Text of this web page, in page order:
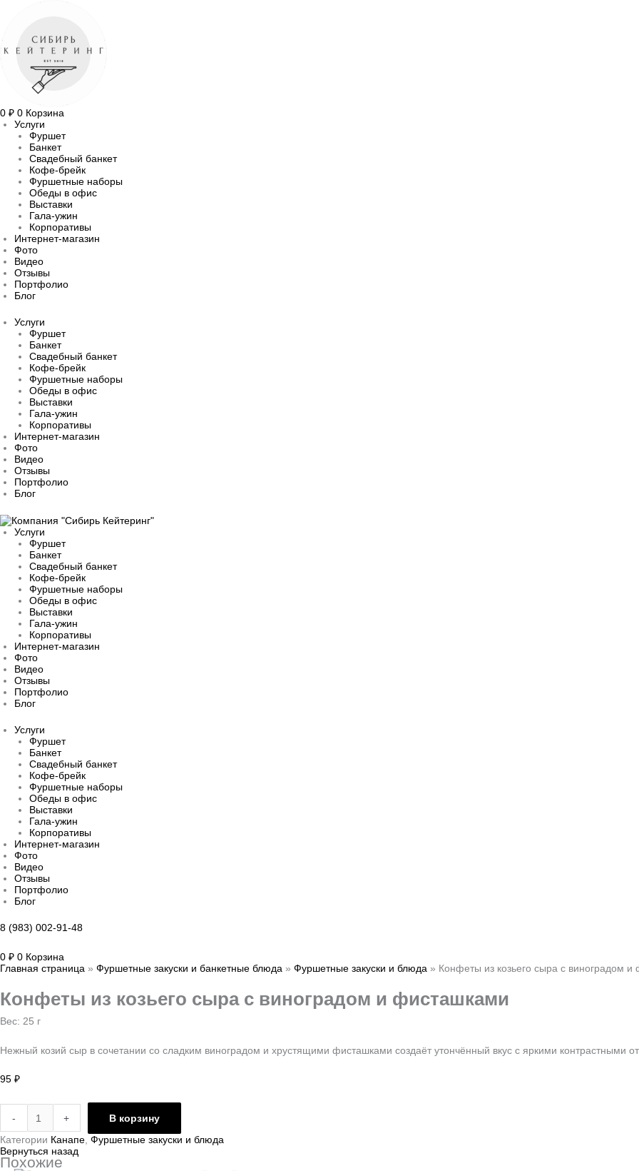
0 ₽ 0 Корзина
Услуги
Фуршет
Банкет
Свадебный банкет
Кофе-брейк
Фуршетные наборы
Обеды в офис
Выставки
Гала-ужин
Корпоративы
Интернет-магазин
Фото
Видео
Отзывы
Портфолио
Блог
Услуги
Фуршет
Банкет
Свадебный банкет
Кофе-брейк
Фуршетные наборы
Обеды в офис
Выставки
Гала-ужин
Корпоративы
Интернет-магазин
Фото
Видео
Отзывы
Портфолио
Блог
Услуги
Фуршет
Банкет
Свадебный банкет
Кофе-брейк
Фуршетные наборы
Обеды в офис
Выставки
Гала-ужин
Корпоративы
Интернет-магазин
Фото
Видео
Отзывы
Портфолио
Блог
Услуги
Фуршет
Банкет
Свадебный банкет
Кофе-брейк
Фуршетные наборы
Обеды в офис
Выставки
Гала-ужин
Корпоративы
Интернет-магазин
Фото
Видео
Отзывы
Портфолио
Блог
8 (983) 002-91-48
0 ₽ 0 Корзина
Главная страница » Фуршетные закуски и банкетные блюда » Фуршетные закуски и блюда » Конфеты из козьего сыра с виноградом и
Конфеты из козьего сыра с виноградом и фисташками
Вес: 25 г
Нежный козий сыр в сочетании со сладким виноградом и хрустящими фисташками создаёт утончённый вкус с яркими контрастными
95 ₽
-
Количество
из
козьего
сыра
виноградом
фисташками
+
В корзину
Категории Канапе Фуршетные закуски и блюда
Вернуться назад
Похожие
Прокрутка